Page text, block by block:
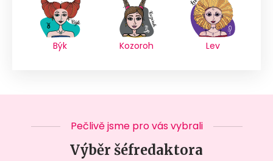
Býk Kozoroh Lev
Pečlivě jsme pro vás vybrali
Výběr šéfredaktora